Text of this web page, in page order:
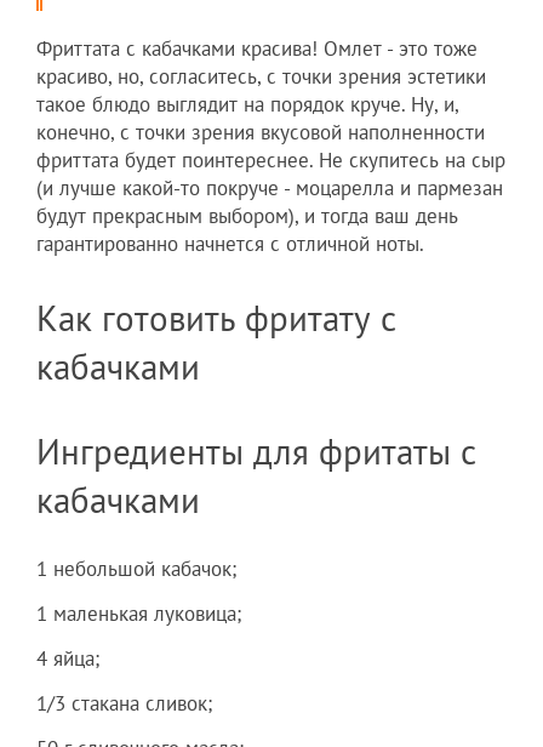
Фриттата с кабачками красива! Омлет - это тоже
красиво, но, согласитесь, с точки зрения эстетики
такое блюдо выглядит на порядок круче. Ну, и,
конечно, с точки зрения вкусовой наполненности
фриттата будет поинтереснее. Не скупитесь на сыр
(и лучше какой-то покруче - моцарелла и пармезан
будут прекрасным выбором), и тогда ваш день
гарантированно начнется с отличной ноты.
Как готовить фритату с
кабачками
Ингредиенты для фритаты с
кабачками
1 небольшой кабачок;
1 маленькая луковица;
4 яйца;
1/3 стакана сливок;